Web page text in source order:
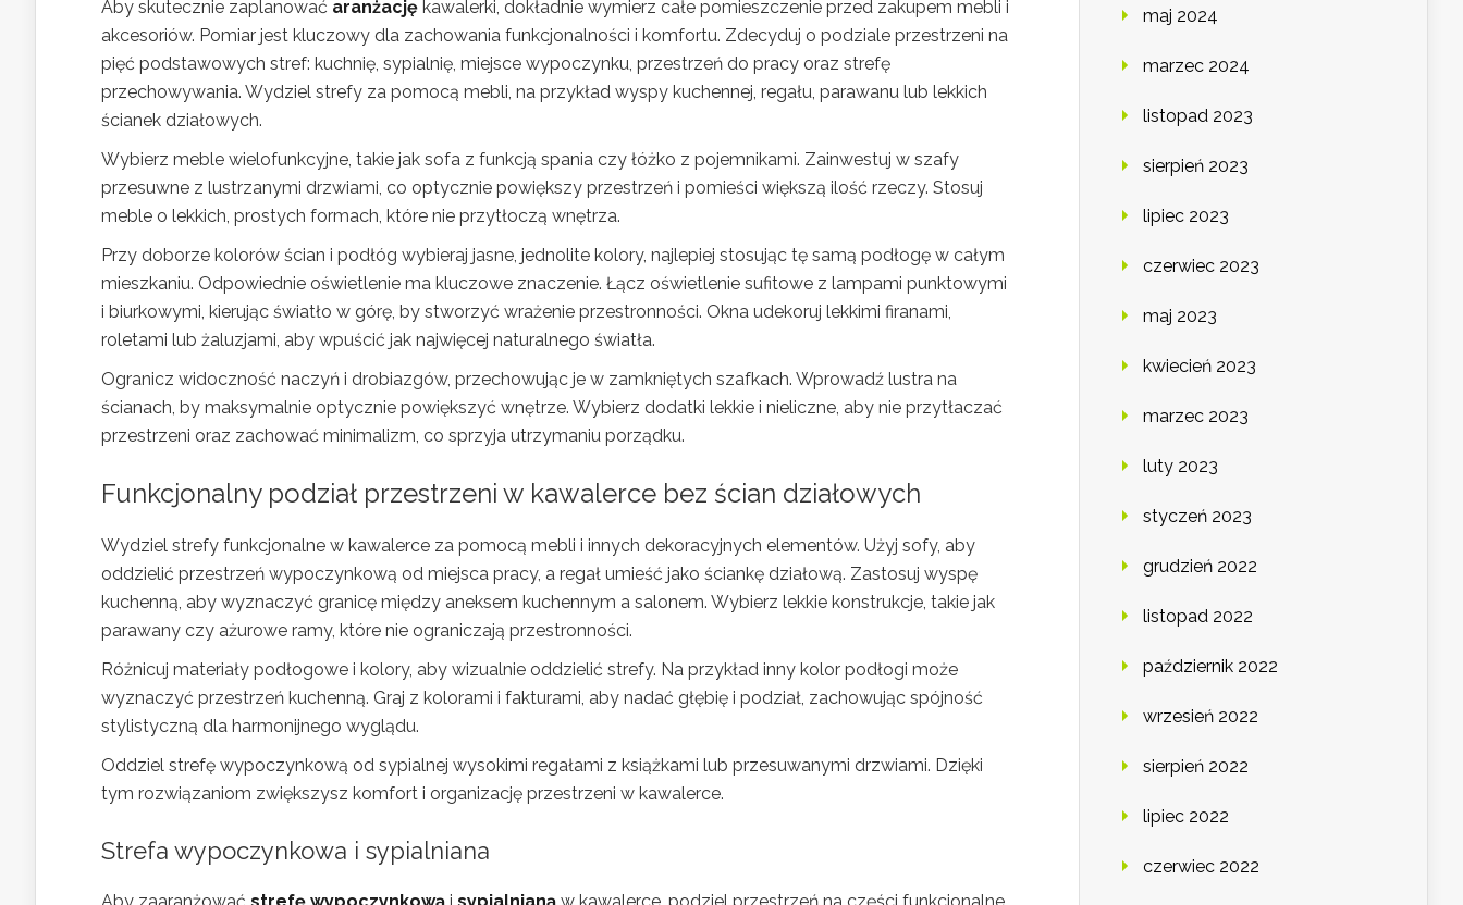
Aby skutecznie zaplanować aranżację kawalerki, dokładnie wymierz całe pomieszczenie przed zakupem mebli i
akcesoriów. Pomiar jest kluczowy dla zachowania funkcjonalności i komfortu. Zdecyduj o podziale przestrzeni na
pięć podstawowych stref: kuchnię, sypialnię, miejsce wypoczynku, przestrzeń do pracy oraz strefę
przechowywania. Wydziel strefy za pomocą mebli, na przykład wyspy kuchennej, regału, parawanu lub lekkich
ścianek działowych.
Wybierz meble wielofunkcyjne, takie jak sofa z funkcją spania czy łóżko z pojemnikami. Zainwestuj w szafy
przesuwne z lustrzanymi drzwiami, co optycznie powiększy przestrzeń i pomieści większą ilość rzeczy. Stosuj
meble o lekkich, prostych formach, które nie przytłoczą wnętrza.
Przy doborze kolorów ścian i podłóg wybieraj jasne, jednolite kolory, najlepiej stosując tę samą podłogę w całym
mieszkaniu. Odpowiednie oświetlenie ma kluczowe znaczenie. Łącz oświetlenie sufitowe z lampami punktowymi
i biurkowymi, kierując światło w górę, by stworzyć wrażenie przestronności. Okna udekoruj lekkimi firanami,
roletami lub żaluzjami, aby wpuścić jak najwięcej naturalnego światła.
Ogranicz widoczność naczyń i drobiazgów, przechowując je w zamkniętych szafkach. Wprowadź lustra na
ścianach, by maksymalnie optycznie powiększyć wnętrze. Wybierz dodatki lekkie i nieliczne, aby nie przytłaczać
przestrzeni oraz zachować minimalizm, co sprzyja utrzymaniu porządku.
Funkcjonalny podział przestrzeni w kawalerce bez ścian działowych
Wydziel strefy funkcjonalne w kawalerce za pomocą mebli i innych dekoracyjnych elementów. Użyj sofy, aby
oddzielić przestrzeń wypoczynkową od miejsca pracy, a regał umieść jako ściankę działową. Zastosuj wyspę
kuchenną, aby wyznaczyć granicę między aneksem kuchennym a salonem. Wybierz lekkie konstrukcje, takie jak
parawany czy ażurowe ramy, które nie ograniczają przestronności.
Różnicuj materiały podłogowe i kolory, aby wizualnie oddzielić strefy. Na przykład inny kolor podłogi może
wyznaczyć przestrzeń kuchenną. Graj z kolorami i fakturami, aby nadać głębię i podział, zachowując spójność
stylistyczną dla harmonijnego wyglądu.
Oddziel strefę wypoczynkową od sypialnej wysokimi regałami z książkami lub przesuwanymi drzwiami. Dzięki
tym rozwiązaniom zwiększysz komfort i organizację przestrzeni w kawalerce.
Strefa wypoczynkowa i sypialniana
Aby zaaranżować strefę wypoczynkową i sypialnianą w kawalerce, podziel przestrzeń na części funkcjonalne.
maj 2024
marzec 2024
listopad 2023
sierpień 2023
lipiec 2023
czerwiec 2023
maj 2023
kwiecień 2023
marzec 2023
luty 2023
styczeń 2023
grudzień 2022
listopad 2022
październik 2022
wrzesień 2022
sierpień 2022
lipiec 2022
czerwiec 2022